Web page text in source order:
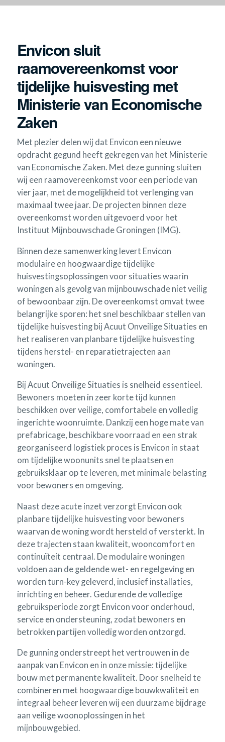
Envicon sluit
raamovereenkomst voor
tijdelijke huisvesting met
Ministerie van Economische
Zaken
Met plezier delen wij dat Envicon een nieuwe
opdracht gegund heeft gekregen van het Ministerie
van Economische Zaken. Met deze gunning sluiten
wij een raamovereenkomst voor een periode van
vier jaar, met de mogelijkheid tot verlenging van
maximaal twee jaar. De projecten binnen deze
overeenkomst worden uitgevoerd voor het
Instituut Mijnbouwschade Groningen (IMG).
Binnen deze samenwerking levert Envicon
modulaire en hoogwaardige tijdelijke
huisvestingsoplossingen voor situaties waarin
woningen als gevolg van mijnbouwschade niet veilig
of bewoonbaar zijn. De overeenkomst omvat twee
belangrijke sporen: het snel beschikbaar stellen van
tijdelijke huisvesting bij Acuut Onveilige Situaties en
het realiseren van planbare tijdelijke huisvesting
tijdens herstel- en reparatietrajecten aan
woningen.
Bij Acuut Onveilige Situaties is snelheid essentieel.
Bewoners moeten in zeer korte tijd kunnen
beschikken over veilige, comfortabele en volledig
ingerichte woonruimte. Dankzij een hoge mate van
prefabricage, beschikbare voorraad en een strak
georganiseerd logistiek proces is Envicon in staat
om tijdelijke woonunits snel te plaatsen en
gebruiksklaar op te leveren, met minimale belasting
voor bewoners en omgeving.
Naast deze acute inzet verzorgt Envicon ook
planbare tijdelijke huisvesting voor bewoners
waarvan de woning wordt hersteld of versterkt. In
deze trajecten staan kwaliteit, wooncomfort en
continuïteit centraal. De modulaire woningen
voldoen aan de geldende wet- en regelgeving en
worden turn-key geleverd, inclusief installaties,
inrichting en beheer. Gedurende de volledige
gebruiksperiode zorgt Envicon voor onderhoud,
service en ondersteuning, zodat bewoners en
betrokken partijen volledig worden ontzorgd.
De gunning onderstreept het vertrouwen in de
aanpak van Envicon en in onze missie: tijdelijke
bouw met permanente kwaliteit. Door snelheid te
combineren met hoogwaardige bouwkwaliteit en
integraal beheer leveren wij een duurzame bijdrage
aan veilige woonoplossingen in het
mijnbouwgebied.